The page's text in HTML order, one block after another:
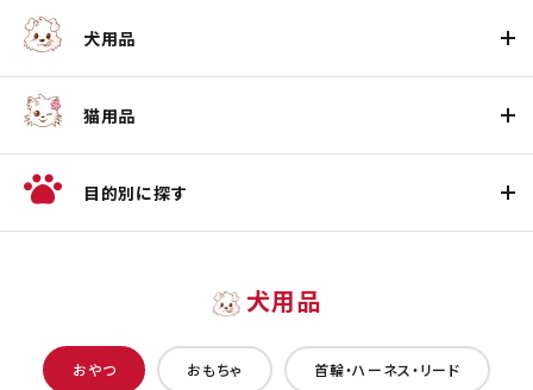
犬用品
猫用品
目的別に探す
犬用品
おやつ おもちゃ 首輪・ハーネス・リード